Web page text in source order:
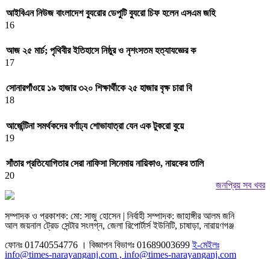
আইবিএন নিউজ বাংলাদেশ ব্যুরোর ডেপুটি ব্যুরো চিফ হলেন এসএম জহি
16
আজ ২৫ মার্চ; পৃথিবীর ইতিহাসে নিষ্ঠুর ও নৃশংসতম হত্যাযজ্ঞের ক
17
সোনারগাঁওয়ে ১৯ হাজার ৩২০ শিক্ষার্থীকে ২৫ হাজার বৃক্ষ চারা বি
18
আর্জেন্টিনা সমর্থকদের বর্ণাঢ্য শোভাযাত্রা যেন এক টুকরো বুয়ে
19
সাঁতার প্রতিযোগিতার সেরা নাফিসা সিনেমায় নায়িকাও, নায়কের তালি
20
জনপ্রিয় সব খবর
সম্পাদক ও প্রকাশক: মো: সাজু হোসেন | নির্বাহী সম্পাদক: জাহাঙ্গীর আলম জনি
আল জয়নাল ট্রেড সেন্টার সংলগ্ন, জেলা রিপোর্টার্স ইউনিটি, চাষাড়া, নারায়ণগঞ্জ
ফোনঃ 01740554776 । বিজ্ঞাপন বিভাগঃ 01689003699ই-মেইলঃ
info@times-narayanganj.com , info@times-narayanganj.com